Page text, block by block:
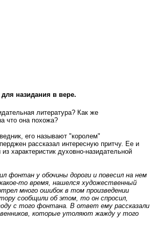
назидания в вере.
литература? Как же
что она похожа?
его называют "королем"
рассказал интересную притчу. Ее и
характеристик духовно-назидательной
фонтан у обочины дороги и повесил на нем
то время, нашелся художественный
много ошибок в том произведении
сообщили об этом, то он спросил,
с того фонтана. В ответ ему рассказали
которые утоляют жажду у того